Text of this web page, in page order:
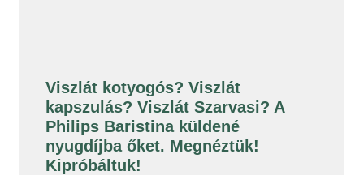
Viszlát kotyogós? Viszlát
kapszulás? Viszlát Szarvasi? A
Philips Baristina küldené
nyugdíjba őket. Megnéztük!
Kipróbáltuk!